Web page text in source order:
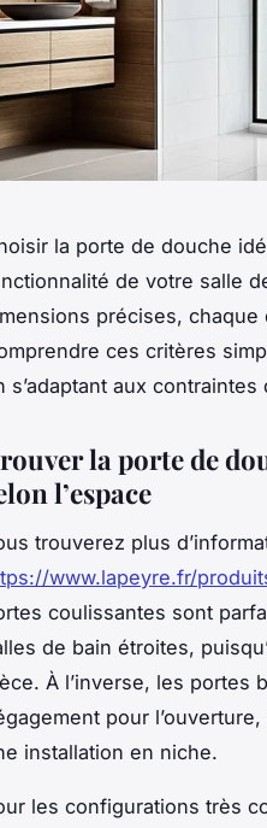
la porte de douche
de votre salle
précises,
ces critères
s’adaptant aux
la porte de
l’espace
trouverez plus
www.lapeyre.fr/
coulissantes sont
de bain étroites,
À l’inverse, les portes
pour
installation en niche.
les configurations très